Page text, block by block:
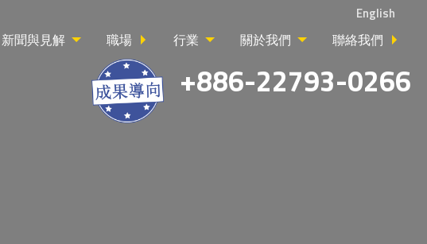
English
新聞與見解 職場 行業 關於我們 聯絡我們
+886-22793-0266